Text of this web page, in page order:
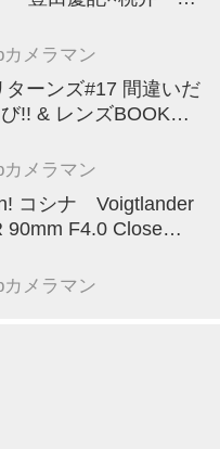
カメラマン
ターンズ#17 間違いだ
!! & レンズBOOK
カメラマン
コシナ Voigtlander
90mm F4.0 Close
ト:ベッサM ●photo
カメラマン